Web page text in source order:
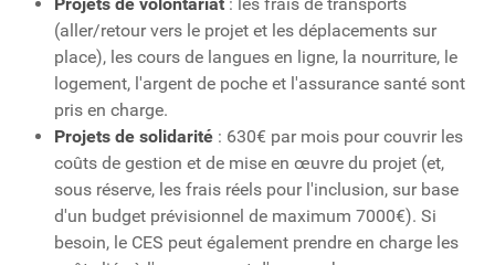
(aller/retour vers le projet et les déplacements sur
place), les cours de langues en ligne, la nourriture, le
logement, l'argent de poche et l'assurance santé sont
pris en charge.
Projets de solidarité : 630€ par mois pour couvrir les
coûts de gestion et de mise en œuvre du projet (et,
sous réserve, les frais réels pour l'inclusion, sur base
d'un budget prévisionnel de maximum 7000€). Si
besoin, le CES peut également prendre en charge les